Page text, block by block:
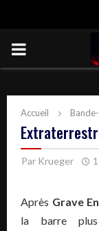
PRIMARY
Accueil
Par Krueger
Après Grave
la barre